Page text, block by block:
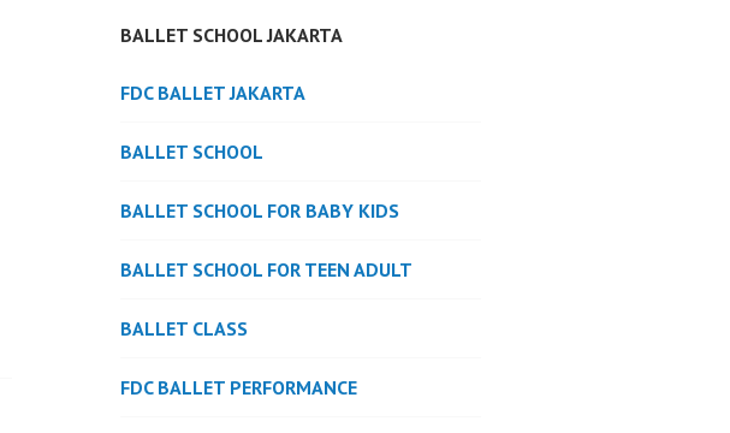
BALLET SCHOOL JAKARTA
FDC BALLET JAKARTA
BALLET SCHOOL
BALLET SCHOOL FOR BABY KIDS
BALLET SCHOOL FOR TEEN ADULT
BALLET CLASS
FDC BALLET PERFORMANCE